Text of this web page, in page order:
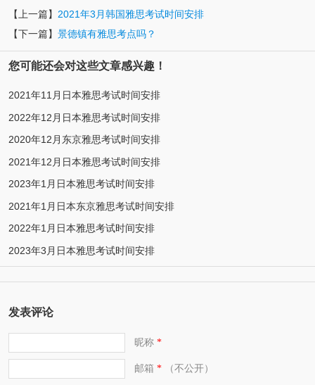
【上一篇】 2021年3月韩国雅思考试时间安排
【下一篇】 景德镇有雅思考点吗？
您可能还会对这些文章感兴趣！
2021年11月日本雅思考试时间安排
2022年12月日本雅思考试时间安排
2020年12月东京雅思考试时间安排
2021年12月日本雅思考试时间安排
2023年1月日本雅思考试时间安排
2021年1月日本东京雅思考试时间安排
2022年1月日本雅思考试时间安排
2023年3月日本雅思考试时间安排
发表评论
昵称*
邮箱 *（不公开）